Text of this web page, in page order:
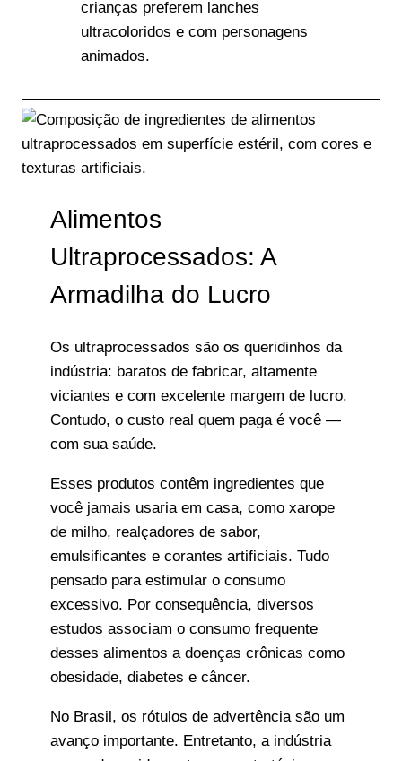
crianças preferem lanches
ultracoloridos e com personagens
animados.
Alimentos
Ultraprocessados: A
Armadilha do Lucro
Os ultraprocessados são os queridinhos da
indústria: baratos de fabricar, altamente
viciantes e com excelente margem de lucro.
Contudo, o custo real quem paga é você —
com sua saúde.
Esses produtos contêm ingredientes que
você jamais usaria em casa, como xarope
de milho, realçadores de sabor,
emulsificantes e corantes artificiais. Tudo
pensado para estimular o consumo
excessivo. Por consequência, diversos
estudos associam o consumo frequente
desses alimentos a doenças crônicas como
obesidade, diabetes e câncer.
No Brasil, os rótulos de advertência são um
avanço importante. Entretanto, a indústria